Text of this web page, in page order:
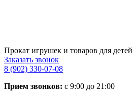
Прокат игрушек и товаров для
Заказать звонок
8 (902) 330-07-08
Прием звонков: с 9:00 до 21:00